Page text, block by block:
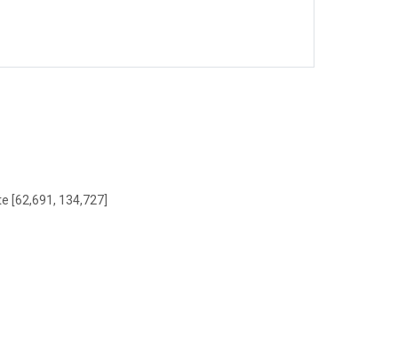
[62,691, 134,727]